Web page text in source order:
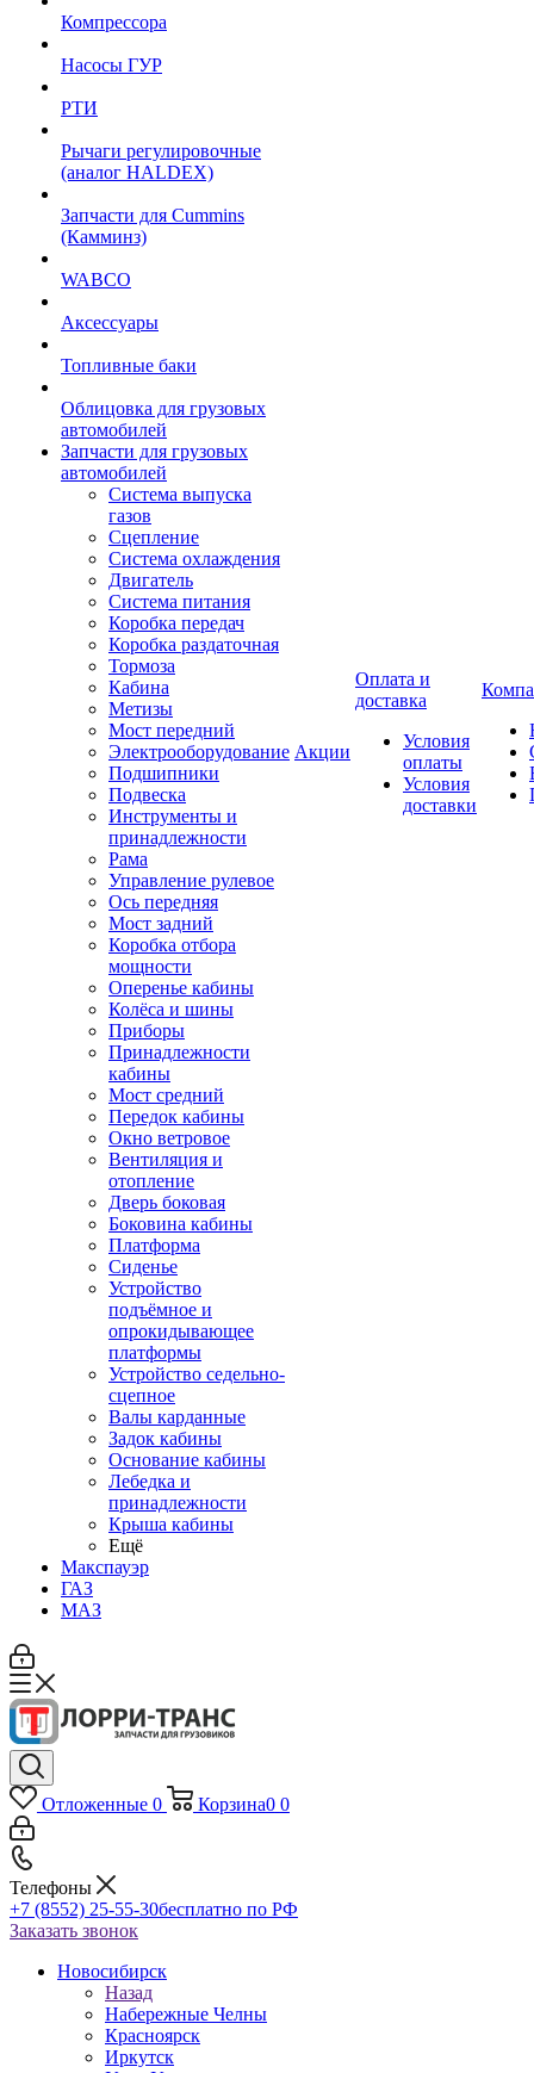
Компрессора
Насосы ГУР
РТИ
Рычаги регулировочные
(аналог HALDEX)
Запчасти для Cummins
(Камминз)
WABCO
Аксессуары
Топливные баки
Облицовка для грузовых
автомобилей
Запчасти для грузовых
автомобилей
Система выпуска
газов
Сцепление
Система охлаждения
Двигатель
Система питания
Коробка передач
Коробка раздаточная
Тормоза
Кабина
Метизы
Мост передний
Электрооборудование
Подшипники
Подвеска
Инструменты и
принадлежности
Рама
Управление рулевое
Ось передняя
Мост задний
Коробка отбора
мощности
Оперенье кабины
Колёса и шины
Приборы
Принадлежности
кабины
Мост средний
Передок кабины
Окно ветровое
Вентиляция и
отопление
Дверь боковая
Боковина кабины
Платформа
Сиденье
Устройство
подъёмное и
опрокидывающее
платформы
Устройство седельно-
сцепное
Валы карданные
Задок кабины
Основание кабины
Лебедка и
принадлежности
Крыша кабины
Ещё
Макспауэр
ГАЗ
МАЗ
Акции
Оплата и
доставка
Условия
оплаты
Условия
доставки
Отложенные 0 Корзина0 0
Телефоны
+7 (8552) 25-55-30бесплатно по РФ
Заказать звонок
Новосибирск
Назад
Набережные Челны
Красноярск
Иркутск